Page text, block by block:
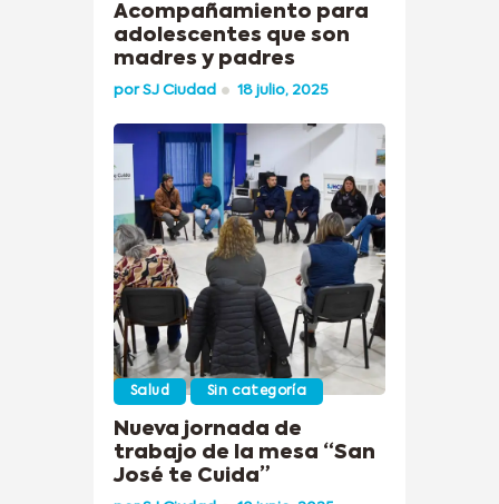
Acompañamiento para
adolescentes que son
madres y padres
porSJ Ciudad 18 julio, 2025
Salud Sin categoría
Nueva jornada de
trabajo de la mesa “San
José te Cuida”